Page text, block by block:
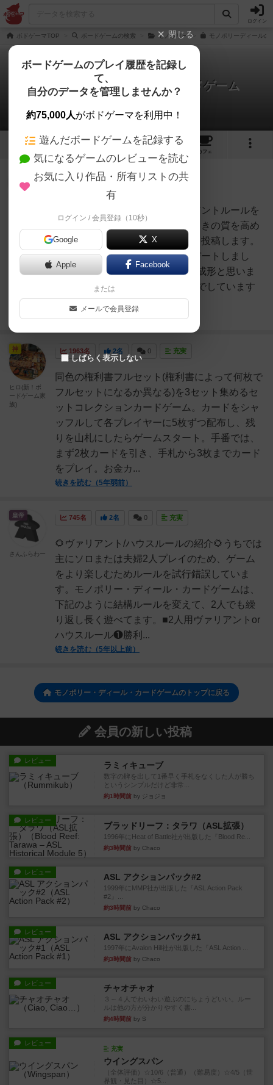
ログイン
ボドゲーマTOP ボードゲームの検索 モノポリー モノポリーディールの
モノポリー・ディール・カードゲーム
3件のルール/インスト
5 1 3
カフェ
560名 充実
先に投稿されている方のヴァリアントルールを
ベースにしつつ、戦術性や駆け引きの質を高め
る目的でカスタマイズしたものを投稿します。
先日までのものを試行・アップデートしまし
た。2人プレイ時はほぼこれで完成形と思いま
す。わが家ではこのルールで2人でしています
が、本当に楽しくなります...
仙人
1963名 2名 0 充実
同色の権利書フルセット(権利書によって何枚で
フルセットになるか異なる)を3セット集めるセ
ットコレクションカードゲーム。カードをシャ
ッフルして各プレイヤーに5枚ずつ配布し、残
りを山札にしたらゲームスタート。手番では、
まず2枚カードを引き、手札から3枚までカード
をプレイ。お金カ...
続きを読む（5年弱前）
神
ヒロ(新！ボ
ードゲーム家
族)
745名 2名 0 充実
🌻ヴァリアント/ハウスルールの紹介🌻うちでは
主にソロまたは夫婦2人プレイのため、ゲーム
をより楽しむためルールを試行錯誤していま
す。モノポリー・ディール・カードゲームは、
下記のように結構ルールを変えて、2人でも繰
り返し長く遊べてます。■2人用ヴァリアントor
ハウスルール❶勝利...
続きを読む（5年以上前）
皇帝
さんふらわー
モノポリー・ディール・カードゲームのトップに戻る
会員の新しい投稿
レビュー ラミィキューブ
数字の牌を出して1番早く手札をなくした人が勝ち
というシンプルだけど非常...
約1時間前 by ジョジョ
レビュー
ブラッドリーフ：タラワ（ASL拡張）
1996年にHeat of Battle社が出版した『Blood Re...
約3時間前 by Chaco
レビュー ASL アクションパック#2
1999年にMMP社が出版した『ASL Action Pack
#2』...
約3時間前 by Chaco
レビュー ASL アクションパック#1
1997年にAvalon Hill社が出版した『ASL Action ...
約3時間前 by Chaco
レビュー チャオチャオ
３～４人でわいわい遊ぶのにちょうどいい。ルー
ルは他の方が分かりやすく書...
約4時間前 by S
レビュー
充実
ウイングスパン
（全体評価）☆10/6（普通）（難易度）☆4/5（世
界観・見た目）☆5...
閉じる
ボードゲームのプレイ履歴を記録し
て、
自分のデータを管理しませんか？
約75,000人がボドゲーマを利用中！
遊んだボードゲームを記録する
気になるゲームのレビューを読む
お気に入り作品・所有リストの共
有
ログイン / 会員登録（10秒）
Google X
Apple Facebook
または
メールで会員登録
しばらく表示しない